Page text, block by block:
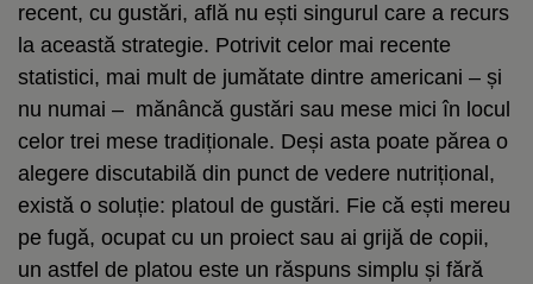
recent, cu gustări, află nu ești singurul care a recurs
la această strategie. Potrivit celor mai recente
statistici, mai mult de jumătate dintre americani – și
nu numai – mănâncă gustări sau mese mici în locul
celor trei mese tradiționale. Deși asta poate părea o
alegere discutabilă din punct de vedere nutrițional,
există o soluție: platoul de gustări. Fie că ești mereu
pe fugă, ocupat cu un proiect sau ai grijă de copii,
un astfel de platou este un răspuns simplu și fără